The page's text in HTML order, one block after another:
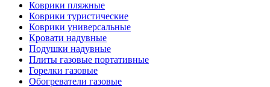
Коврики пляжные
Коврики туристические
Коврики универсальные
Кровати надувные
Подушки надувные
Плиты газовые портативные
Горелки газовые
Обогреватели газовые